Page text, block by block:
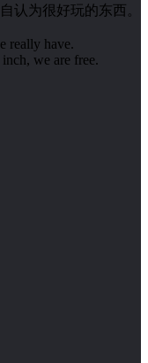
认为很好玩的东西。
really have.
we are free.